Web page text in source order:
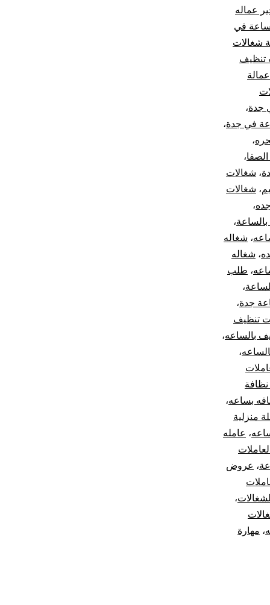
عماله
في
شغالات
تنظيف
جدة،
في جدة،
،
،
، شغالات
، شغالات
،
،
، شغاله
، شغاله
، طلب
،
جدة،
تنظيف
بالساعه،
،
بساعه،
منزلية
، عامله
، عروض
،
، مهارة